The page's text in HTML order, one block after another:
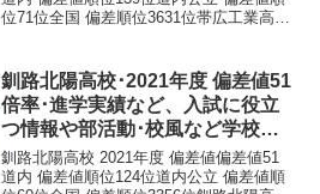
位71位全国 偏差順位3631位帯広工業高校
２丁目８−１電話番号015...
釧路北陽高校･2021年度 偏差値51
倍率･進学実績など、入試に役立
つ情報や部活動･校風など学校の
特徴を調査しました。
釧路北陽高校 2021年度 偏差値偏差値51
道内 偏差値順位124位道内公立 偏差値順